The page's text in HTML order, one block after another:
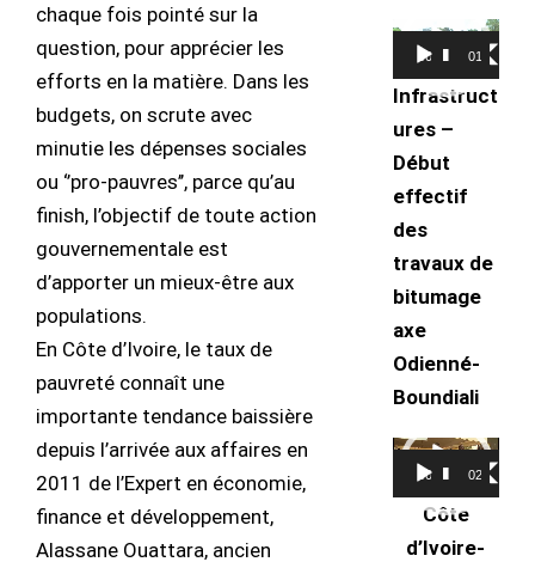
chaque fois pointé sur la
question, pour apprécier les
efforts en la matière. Dans les
budgets, on scrute avec
minutie les dépenses sociales
ou ‘’pro-pauvres’’, parce qu’au
finish, l’objectif de toute action
gouvernementale est
d’apporter un mieux-être aux
populations.
En Côte d’Ivoire, le taux de
pauvreté connaît une
importante tendance baissière
depuis l’arrivée aux affaires en
2011 de l’Expert en économie,
finance et développement,
Alassane Ouattara, ancien
Lecteur
vidéo00:00 01:49
Infrastruct
ures –
Début
effectif
des
travaux de
bitumage
axe
Odienné-
Boundiali
Lecteur
vidéo00:00 02:56
Côte
d’Ivoire-